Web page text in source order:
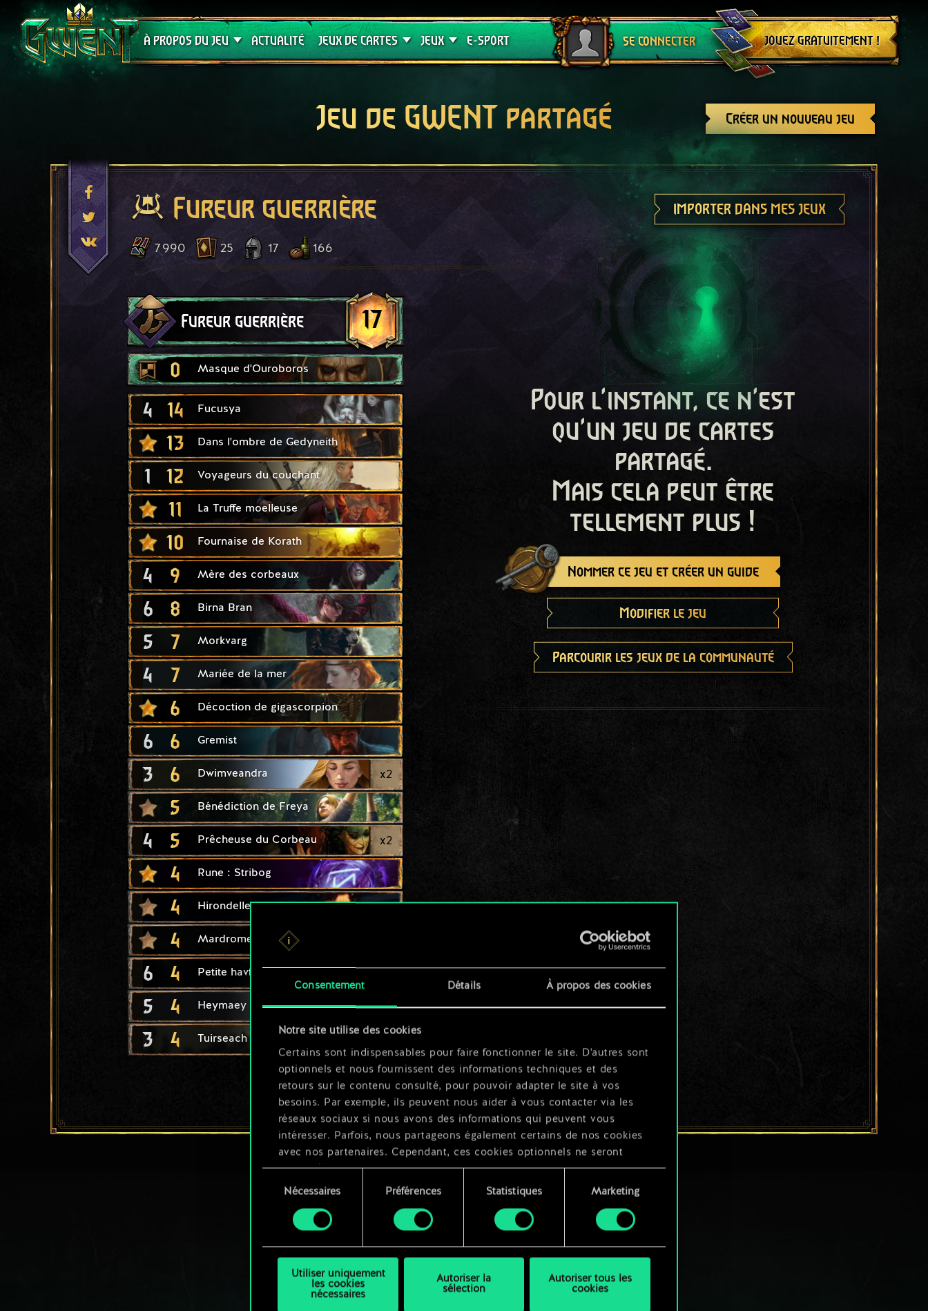
Consentement Détails À propos des cookies
Notre site utilise des cookies
Certains sont indispensables pour faire fonctionner le site. D'autres sont
optionnels et nous fournissent des informations techniques et des
retours sur le contenu consulté, pour pouvoir adapter le site à vos
besoins. Par exemple, ils peuvent nous aider à vous contacter via les
réseaux sociaux si nous avons des informations qui peuvent vous
intéresser. Parfois, nous partageons également certains de nos cookies
avec nos partenaires. Cependant, ces cookies optionnels ne seront
appliqués qu'avec votre permission.
et modifier vos préférences dans le menu "Paramètres" ci-dessous.
consentement
Nécessaires Préférences Statistiques Marketing
Utiliser uniquement
les cookies
nécessaires
Autoriser la
sélection
Autoriser tous les
cookies
À PROPOS DU JEU
Assistance
ACTUALITÉ JEUX DE CARTES
Crimson Curse
JEUX
Guides de jeux
E-SPORT SE CONNECTER
Se déconnecter
JOUEZ GRATUITEMENT !
Créer un nouveau jeu
Jeu de GWENT partagé
Fureur guerrière IMPORTER DANS MES JEUX
7 990 25 17 166
Fureur guerrière 17
0 Masque d'Ouroboros
4 14 Fucusya
13 Dans l'ombre de Gedyneith
1 12 Voyageurs du couchant
11 La Truffe moelleuse
10 Fournaise de Korath
4 9 Mère des corbeaux
6 8 Birna Bran
5 7 Morkvarg
4 7 Mariée de la mer
6 Décoction de gigascorpion
6 6 Gremist
3 6 Dwimveandra x2
5 Bénédiction de Freya
4 5 Prêcheuse du Corbeau x2
4 Rune : Stribog
4 Hirondelle
4 Mardrome
6 4 Petite havfrue
5 4 Heymaey : skalde x2
3 4 Tuirseach : soldat
Pour l'instant, ce n'est
qu'un jeu de cartes
partagé.
Mais cela peut être
tellement plus !
Nommer ce jeu et créer un guide
Modifier le jeu
Parcourir les jeux de la communauté